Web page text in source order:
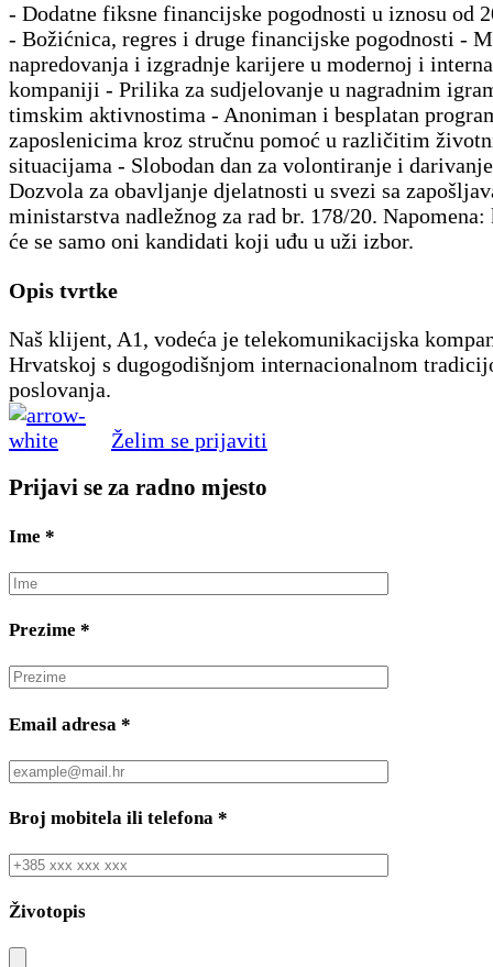
- Dodatne fiksne financijske pogodnosti u iznosu od
- Božićnica, regres i druge financijske pogodnosti -
napredovanja i izgradnje karijere u modernoj i
kompaniji - Prilika za sudjelovanje u nagradnim
timskim aktivnostima - Anoniman i besplatan
zaposlenicima kroz stručnu pomoć u različitim
situacijama - Slobodan dan za volontiranje i
Dozvola za obavljanje djelatnosti u svezi sa
ministarstva nadležnog za rad br. 178/20.
će se samo oni kandidati koji uđu u uži izbor.
Opis tvrtke
Naš klijent, A1, vodeća je telekomunikacijska
Hrvatskoj s dugogodišnjom internacionalnom
poslovanja.
Želim se prijaviti
Prijavi se za radno mjesto
Ime *
Prezime *
Email adresa *
Broj mobitela ili telefona *
Životopis